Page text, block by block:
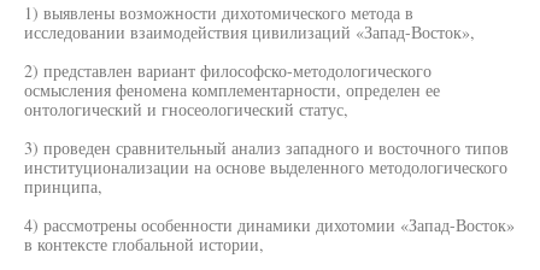
1) выявлены возможности дихотомического метода в
исследовании взаимодействия цивилизаций «Запад-Восток»,
2) представлен вариант философско-методологического
осмысления феномена комплементарности, определен ее
онтологический и гносеологический статус,
3) проведен сравнительный анализ западного и восточного типов
институционализации на основе выделенного методологического
принципа,
4) рассмотрены особенности динамики дихотомии «Запад-Восток»
в контексте глобальной истории,